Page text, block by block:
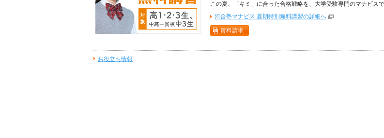
この夏、「キミ」に合った合格戦略を、大学受験専門のマナビスで
河合塾マナビス 夏期特別無料講習の詳細へ
資料請求
お役立ち情報